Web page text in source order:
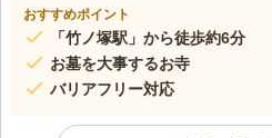
おすすめポイント
「竹ノ塚駅」から徒歩約6分
お墓を大事するお寺
バリアフリー対応